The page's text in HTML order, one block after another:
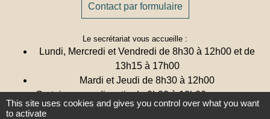
Contact par formulaire
Le secrétariat vous accueille :
Lundi, Mercredi et Vendredi de 8h30 à 12h00 et de
13h15 à 17h00
Mardi et Jeudi de 8h30 à 12h00
Certains samedi matin de 9h00 à 12h00
Calendrier des samedis de permanences
This site uses cookies and gives you control over what you want
to activate